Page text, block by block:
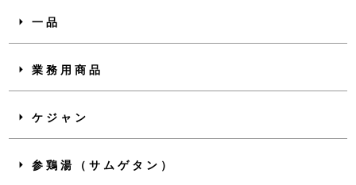
一品
業務用商品
ケジャン
参鶏湯（サムゲタン）